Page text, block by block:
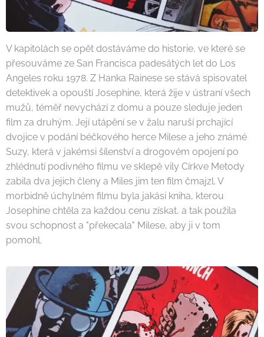
V kapitolách se opět dostáváme do historie, ve které se
přesouváme ze San Francisca padesátých let do Los
Angeles roku 1978. Z Hanka Rainese se stává spisovatel
detektivek a opouští Josephine, která žije v ústraní všech
mužů, téměř nevychází z domu a pouze sleduje jeden
film za druhým. Její utápění se v žalu naruší prchající
dvojice v podání béčkového herce Milese a jeho známé
Suzy, která v jakémsi šílenství a drogovém opojení po
zhlédnutí podivného filmu ve sklepě vily Církve Metody
zabila dva jejich členy a Miles jim ten film čmajzl. V
morbidně úchylném filmu byla jakási kniha, kterou
Josephine chtěla za každou cenu získat, a tak použila
svou schopnost a "překecala" Milese, aby ji v tom
pomohl.